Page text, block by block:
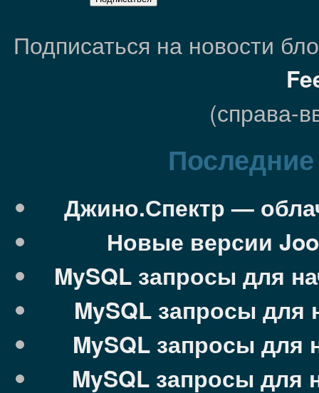
Подписаться на новости
(справа-
Джино.Спектр —
Новые версии
MySQL запросы для
MySQL запросы
MySQL запросы
MySQL запросы